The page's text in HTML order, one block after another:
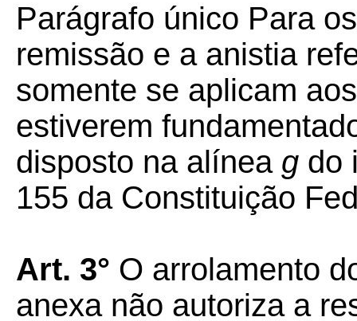
Parágrafo único Para
remissão e a anistia
somente se aplicam
estiverem
disposto na alínea g do
155 da Constituição
Art. 3° O arrolamento
anexa não autoriza a